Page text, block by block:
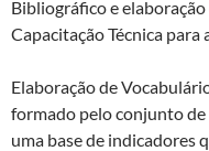
Bibliográfico e
Capacitação Técnica para
Elaboração de
formado pelo conjunto de
uma base de indicadores